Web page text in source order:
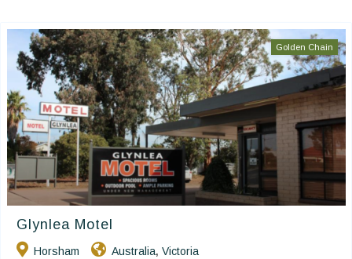
Golden Chain
Glynlea Motel
Horsham Australia, Victoria